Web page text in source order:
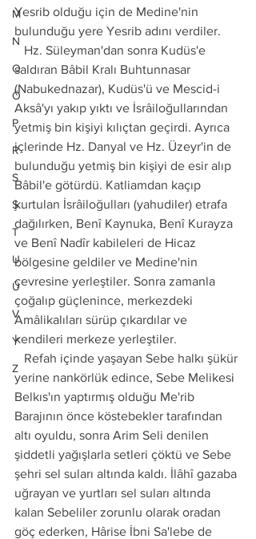
M
N
O
Ö
P
R
S
Ş
T
U
Ü
V
Y
Z
Yesrib olduğu için de Medine'nin
bulunduğu yere Yesrib adını verdiler.
saldıran Bâbil Kralı Buhtunnasar
(Nabukednazar), Kudüs'ü ve Mescid-i
Aksâ'yı yakıp yıktı ve İsrâiloğullarından
yetmiş bin kişiyi kılıçtan geçirdi. Ayrıca
içlerinde Hz. Danyal ve Hz. Üzeyr'in de
bulunduğu yetmiş bin kişiyi de esir alıp
Bâbil'e götürdü. Katliamdan kaçıp
kurtulan İsrâiloğulları (yahudiler) etrafa
dağılırken, Benî Kaynuka, Benî Kurayza
ve Benî Nadîr kabileleri de Hicaz
bölgesine geldiler ve Medine'nin
çevresine yerleştiler. Sonra zamanla
çoğalıp güçlenince, merkezdeki
Amâlikalıları sürüp çıkardılar ve
kendileri merkeze yerleştiler.
yerine nankörlük edince, Sebe Melikesi
Belkıs'ın yaptırmış olduğu Me'rib
Barajının önce köstebekler tarafından
altı oyuldu, sonra Arim Seli denilen
şiddetli yağışlarla setleri çöktü ve Sebe
şehri sel suları altında kaldı. İlâhî gazaba
uğrayan ve yurtları sel suları altında
kalan Sebeliler zorunlu olarak oradan
göç ederken, Hârise İbni Sa'lebe de